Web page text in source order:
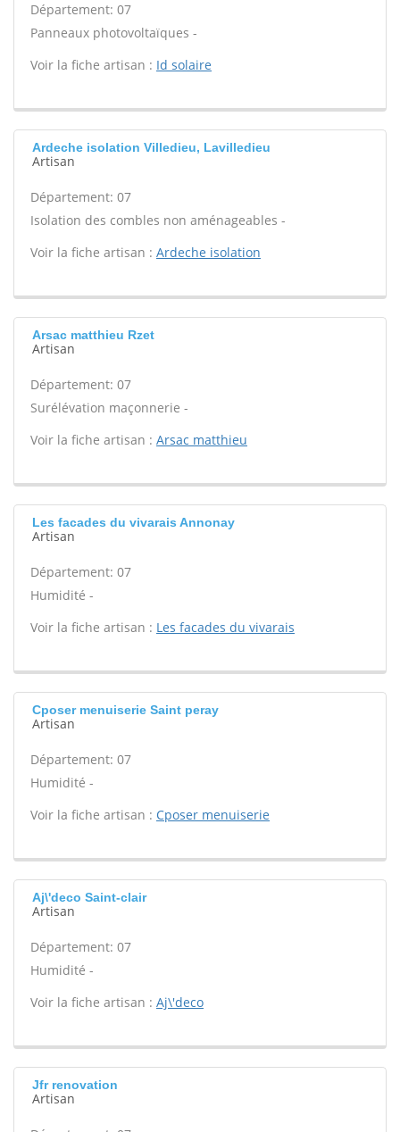
Département: 07
Panneaux photovoltaïques -
Voir la fiche artisan : Id solaire
Ardeche isolation Villedieu, Lavilledieu
Artisan
Département: 07
Isolation des combles non aménageables -
Voir la fiche artisan : Ardeche isolation
Arsac matthieu Rzet
Artisan
Département: 07
Surélévation maçonnerie -
Voir la fiche artisan : Arsac matthieu
Les facades du vivarais Annonay
Artisan
Département: 07
Humidité -
Voir la fiche artisan : Les facades du vivarais
Cposer menuiserie Saint peray
Artisan
Département: 07
Humidité -
Voir la fiche artisan : Cposer menuiserie
Aj\'deco Saint-clair
Artisan
Département: 07
Humidité -
Voir la fiche artisan : Aj\'deco
Jfr renovation
Artisan